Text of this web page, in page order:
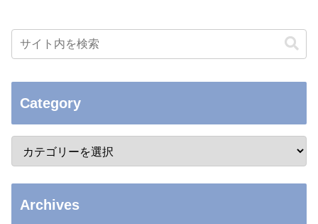
Category
Archives